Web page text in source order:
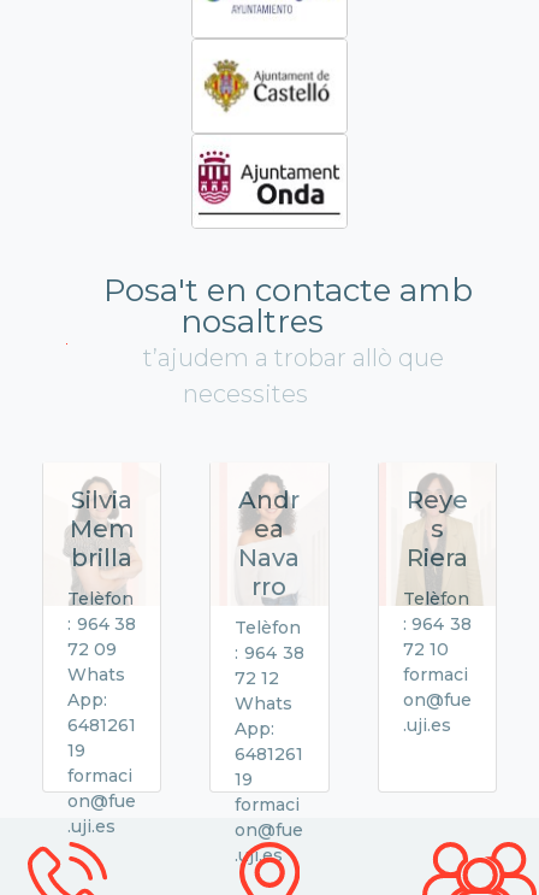
Posa't en contacte amb
nosaltres
t’ajudem a trobar allò que
necessites
Silvia
Mem
brilla
Telèfon
: 964 38
72 09
Whats
App:
6481261
19
formaci
on@fue
.uji.es
Andr
ea
Nava
rro
Telèfon
: 964 38
72 12
Whats
App:
6481261
19
formaci
on@fue
.uji.es
Reye
s
Riera
Telèfon
: 964 38
72 10
formaci
on@fue
.uji.es